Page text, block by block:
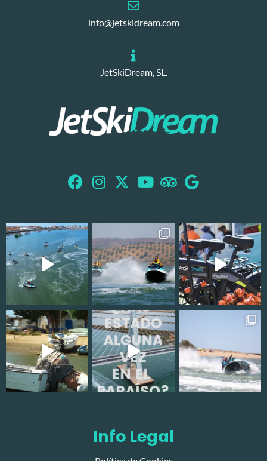
info@jetskidream.com
JetSkiDream, SL.
Info Legal